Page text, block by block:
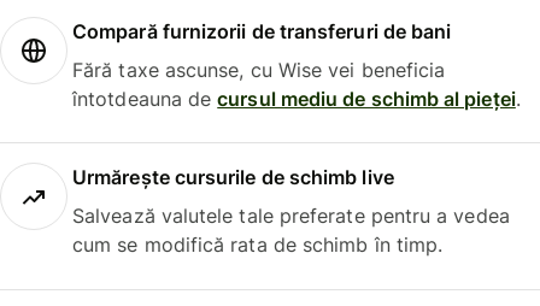
Compară furnizorii de transferuri de bani
Fără taxe ascunse, cu Wise vei beneficia
întotdeauna decursul mediu de schimb al pieței.
Urmărește cursurile de schimb live
Salvează valutele tale preferate pentru a vedea
cum se modifică rata de schimb în timp.